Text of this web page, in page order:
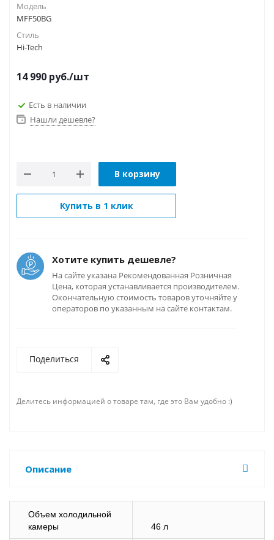
Модель
MFF50BG
Стиль
Hi-Tech
14 990 руб./шт
Есть в наличии
Нашли дешевле?
В корзину
Купить в 1 клик
Хотите купить дешевле?
На сайте указана Рекомендованная Розничная
Цена, которая устанавливается производителем.
Окончательную стоимость товаров уточняйте у
операторов по указанным на сайте контактам.
Поделиться
Делитесь информацией о товаре там, где это Вам удобно :)
Описание
Объем холодильной
камеры
46 л